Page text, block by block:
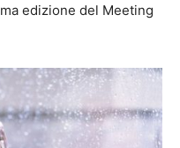
edizione del Meeting